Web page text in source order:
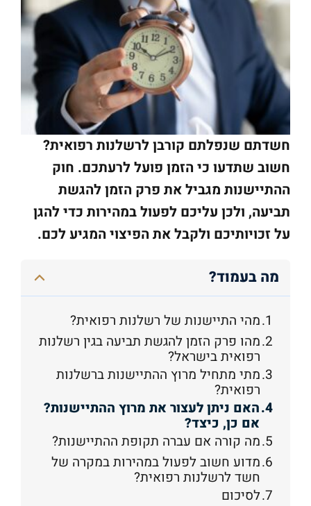
חשדתם שנפלתם קורבן לרשלנות רפואית?
חשוב שתדעו כי הזמן פועל לרעתכם. חוק
ההתיישנות מגביל את פרק הזמן להגשת
תביעה, ולכן עליכם לפעול במהירות כדי להגן
על זכויותיכם ולקבל את הפיצוי המגיע לכם.
מה בעמוד?
מהי התיישנות של רשלנות רפואית?
מהו פרק הזמן להגשת תביעה בגין רשלנות
רפואית בישראל?
מתי מתחיל מרוץ ההתיישנות ברשלנות
רפואית?
האם ניתן לעצור את מרוץ ההתיישנות?
אם כן, כיצד?
מה קורה אם עברה תקופת ההתיישנות?
מדוע חשוב לפעול במהירות במקרה של
חשד לרשלנות רפואית?
לסיכום